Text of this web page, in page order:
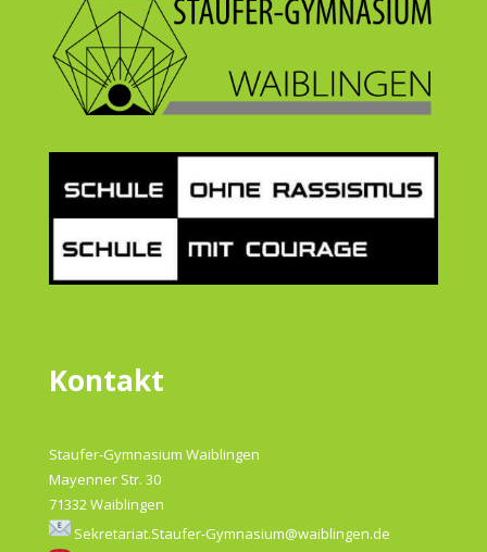
Kontakt
Staufer-Gymnasium Waiblingen
Mayenner Str. 30
71332 Waiblingen
Sekretariat.Staufer-Gymnasium@waiblingen.de